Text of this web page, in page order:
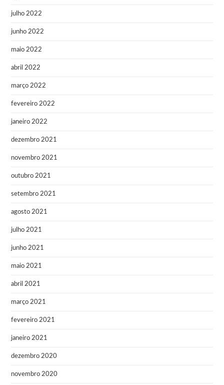
julho 2022
junho 2022
maio 2022
abril 2022
março 2022
fevereiro 2022
janeiro 2022
dezembro 2021
novembro 2021
outubro 2021
setembro 2021
agosto 2021
julho 2021
junho 2021
maio 2021
abril 2021
março 2021
fevereiro 2021
janeiro 2021
dezembro 2020
novembro 2020